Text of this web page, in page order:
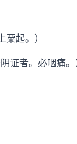
起。）
证者。必咽痛